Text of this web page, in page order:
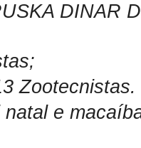
DINAR
Zootecnistas.
natal e